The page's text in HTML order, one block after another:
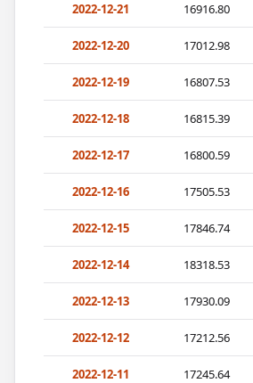
2022-12-21 16916.80
2022-12-20 17012.98
2022-12-19 16807.53
2022-12-18 16815.39
2022-12-17 16800.59
2022-12-16 17505.53
2022-12-15 17846.74
2022-12-14 18318.53
2022-12-13 17930.09
2022-12-12 17212.56
2022-12-11 17245.64